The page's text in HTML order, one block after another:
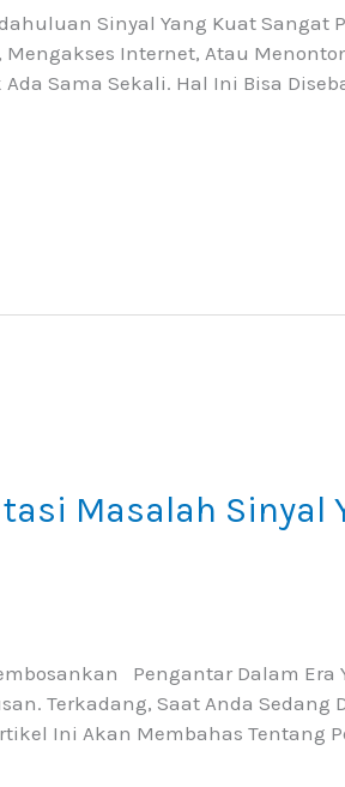
Sinyal Yang Kuat Sangat
Internet, Atau
Sama Sekali. Hal Ini Bisa
Masalah Sinyal
Pengantar Dalam Era
Terkadang, Saat Anda Sedang
Ini Akan Membahas Tentang